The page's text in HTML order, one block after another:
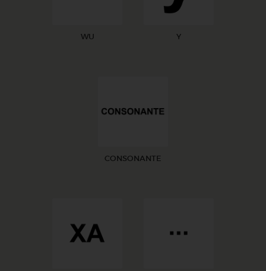
WU Y
CONSONANTE